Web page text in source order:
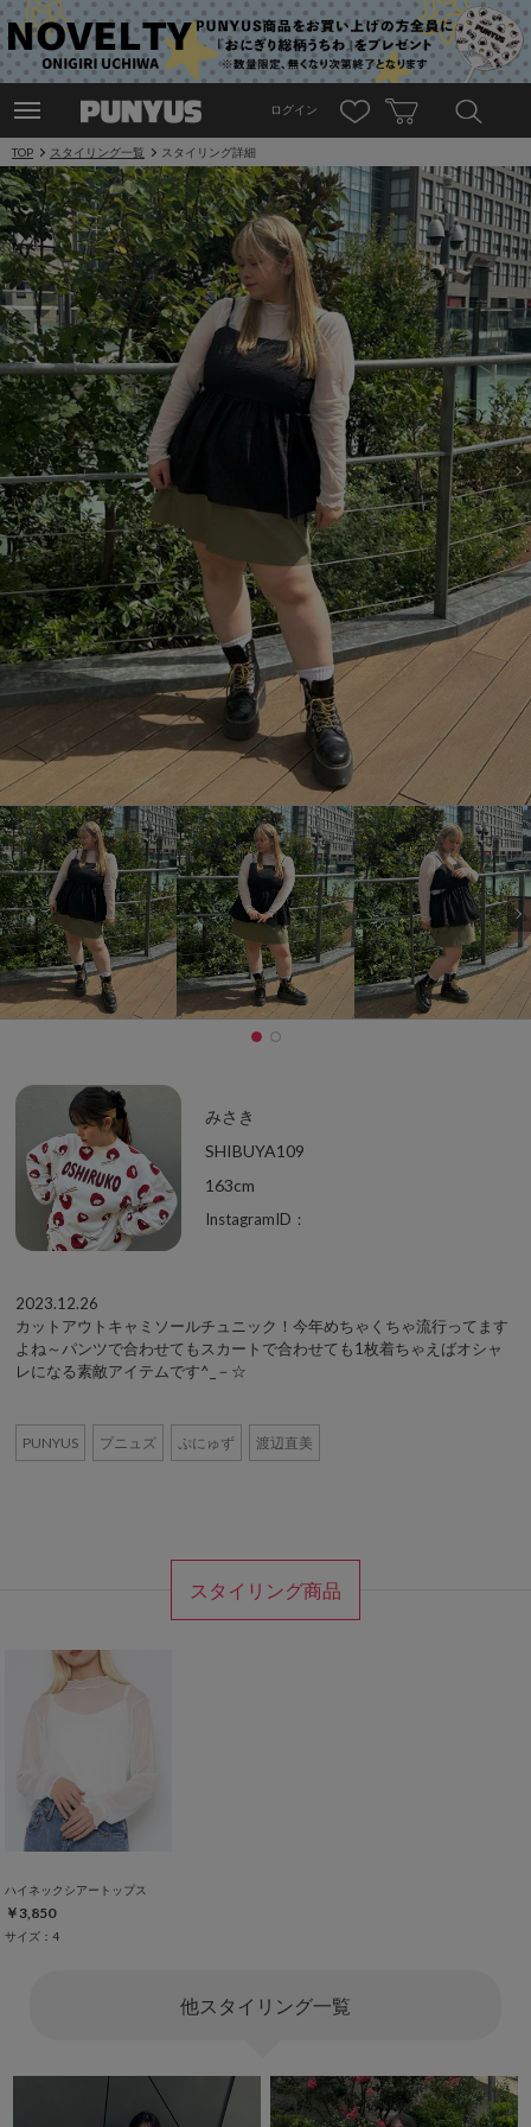
ログイン
TOP スタイリング一覧 スタイリング詳細
みさき
SHIBUYA109
163cm
InstagramID：
2023.12.26
カットアウトキャミソールチュニック！今年めちゃくちゃ流行ってます
よね～パンツで合わせてもスカートで合わせても1枚着ちゃえばオシャ
レになる素敵アイテムです^_－☆
PUNYUS プニュズ ぷにゅず 渡辺直美
スタイリング商品
ハイネックシアートップス
￥3,850
サイズ：4
他スタイリング一覧